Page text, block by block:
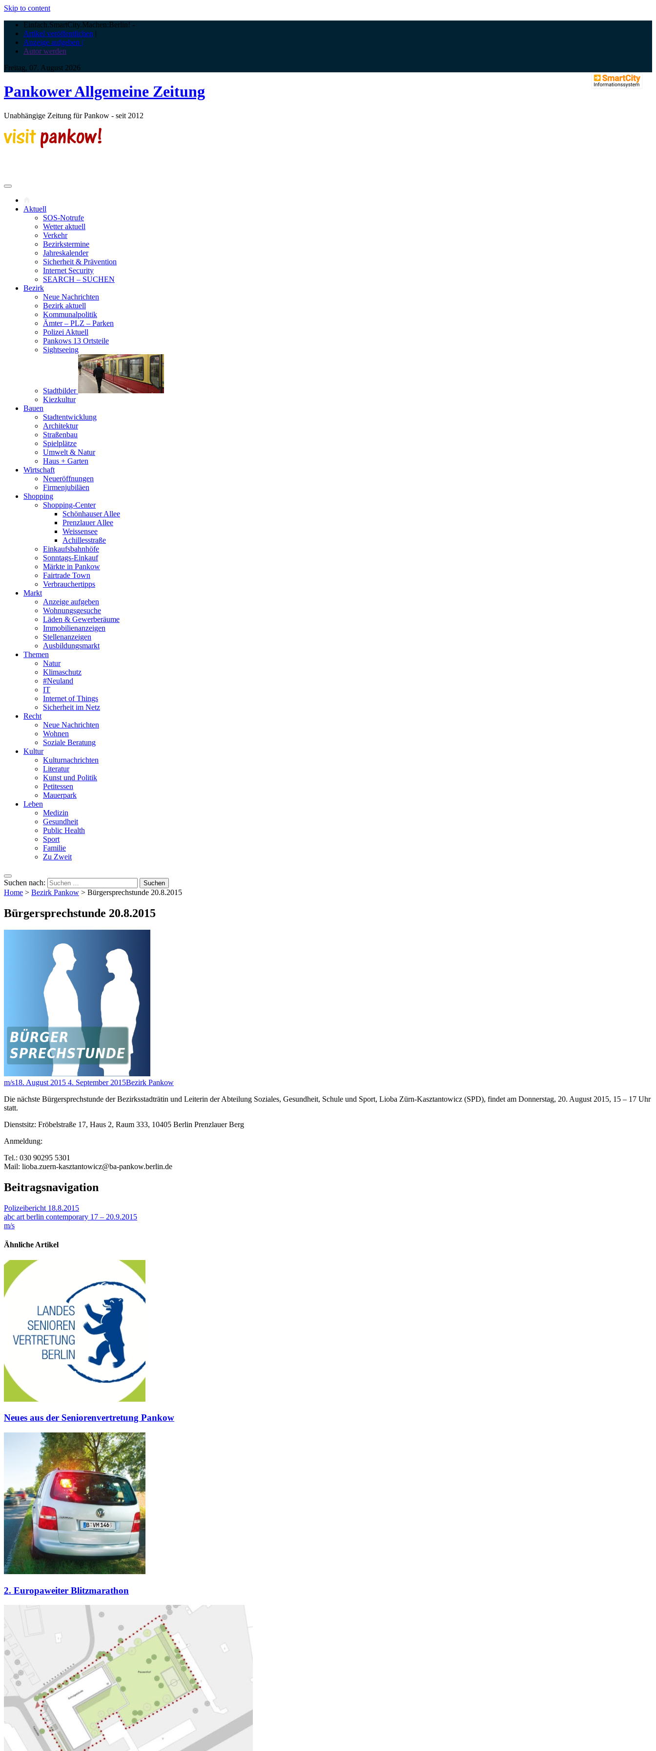
Skip to content
Einfach.SmartCity.Machen:Berlin! -
Artikel veröffentlichen |
Anzeige aufgeben |
Autor werden
Freitag, 07. August 2026
Pankower Allgemeine Zeitung
Unabhängige Zeitung für Pankow - seit 2012
Aktuell
SOS-Notrufe
Wetter aktuell
Verkehr
Bezirkstermine
Jahreskalender
Sicherheit & Prävention
Internet Security
SEARCH – SUCHEN
Bezirk
Neue Nachrichten
Bezirk aktuell
Kommunalpolitik
Ämter – PLZ – Parken
Polizei Aktuell
Pankows 13 Ortsteile
Sightseeing
Stadtbilder
Kiezkultur
Bauen
Stadtentwicklung
Architektur
Straßenbau
Spielplätze
Umwelt & Natur
Haus + Garten
Wirtschaft
Neueröffnungen
Firmenjubiläen
Shopping
Shopping-Center
Schönhauser Allee
Prenzlauer Allee
Weissensee
Achillesstraße
Einkaufsbahnhöfe
Sonntags-Einkauf
Märkte in Pankow
Fairtrade Town
Verbrauchertipps
Markt
Anzeige aufgeben
Wohnungsgesuche
Läden & Gewerberäume
Immobilienanzeigen
Stellenanzeigen
Ausbildungsmarkt
Themen
Natur
Klimaschutz
#Neuland
IT
Internet of Things
Sicherheit im Netz
Recht
Neue Nachrichten
Wohnen
Soziale Beratung
Kultur
Kulturnachrichten
Literatur
Kunst und Politik
Petitessen
Mauerpark
Leben
Medizin
Gesundheit
Public Health
Sport
Familie
Zu Zweit
Suchen nach:
Home > Bezirk Pankow > Bürgersprechstunde 20.8.2015
Bürgersprechstunde 20.8.2015
m/s18. August 2015 4. September 2015Bezirk Pankow
Die nächste Bürgersprechstunde der Bezirksstadträtin und Leiterin der Abteilung Soziales, Gesundheit, Schule und Sport, Lioba Zürn-Kasztantowicz (SPD), findet am Donnerstag, 20. August 2015, 15 – 17 Uhr
statt.
Dienstsitz: Fröbelstraße 17, Haus 2, Raum 333, 10405 Berlin Prenzlauer Berg
Anmeldung:
Tel.: 030 90295 5301
Mail: lioba.zuern-kasztantowicz@ba-pankow.berlin.de
Beitragsnavigation
Polizeibericht 18.8.2015
abc art berlin contemporary 17 – 20.9.2015
m/s
Ähnliche Artikel
Neues aus der Seniorenvertretung Pankow
2. Europaweiter Blitzmarathon